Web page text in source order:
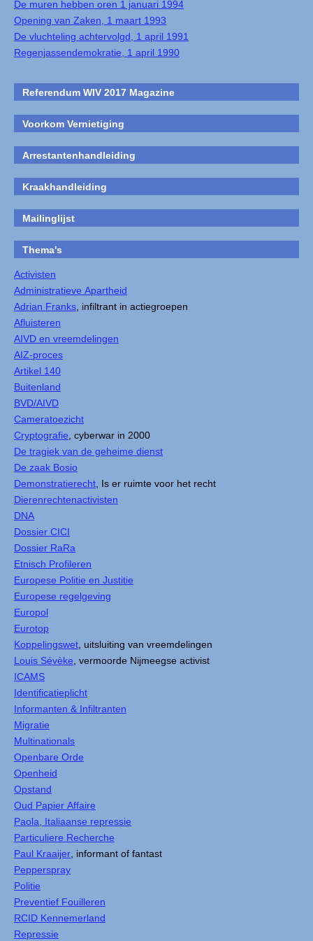
De muren hebben oren 1 januari 1994
Opening van Zaken, 1 maart 1993
De vluchteling achtervolgd, 1 april 1991
Regenjassendemokratie, 1 april 1990
Referendum WIV 2017 Magazine
Voorkom Vernietiging
Arrestantenhandleiding
Kraakhandleiding
Mailinglijst
Thema's
Activisten
Administratieve Apartheid
Adrian Franks , infiltrant in actiegroepen
Afluisteren
AIVD en vreemdelingen
AIZ-proces
Artikel 140
Buitenland
BVD/AIVD
Cameratoezicht
Cryptografie , cyberwar in 2000
De tragiek van de geheime dienst
De zaak Bosio
Demonstratierecht , Is er ruimte voor het recht
Dierenrechtenactivisten
DNA
Dossier CICI
Dossier RaRa
Etnisch Profileren
Europese Politie en Justitie
Europese regelgeving
Europol
Eurotop
Koppelingswet , uitsluiting van vreemdelingen
Louis Sévèke , vermoorde Nijmeegse activist
ICAMS
Identificatieplicht
Informanten & Infiltranten
Migratie
Multinationals
Openbare Orde
Openheid
Opstand
Oud Papier Affaire
Paola, Italiaanse repressie
Particuliere Recherche
Paul Kraaijer , informant of fantast
Pepperspray
Politie
Preventief Fouilleren
RCID Kennemerland
Repressie